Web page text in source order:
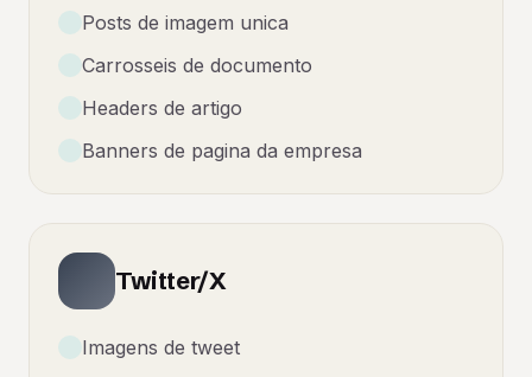
Posts de imagem unica
Carrosseis de documento
Headers de artigo
Banners de pagina da empresa
Twitter/X
Imagens de tweet